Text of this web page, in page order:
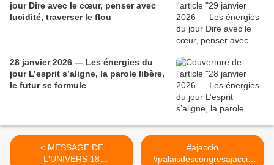
jour Dire avec le cœur, penser avec
lucidité, traverser le flou
28 janvier 2026 — Les énergies du
jour L’esprit s’aligne, la parole libère,
le futur se formule
< MESSAGE DE
L'UNIVERS 18
#ajaccio
#palaisdescongresajaccio